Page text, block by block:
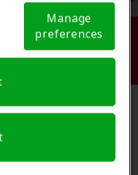
are using an opt-out
that signal. Cookie
Manage
preferences
de atención
, ningún proveedor de